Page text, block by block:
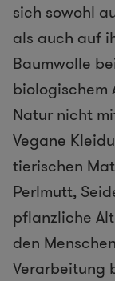
sich sowohl
als auch auf
Baumwolle
biologischem
Natur nicht
Vegane
tierischen
Perlmutt,
pflanzliche
den
Verarbeitung